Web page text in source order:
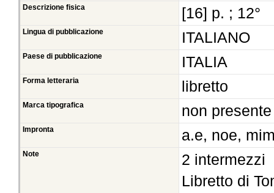
Descrizione fisica [16] p. ; 12°
Lingua di pubblicazione ITALIANO
Paese di pubblicazione ITALIA
Forma letteraria libretto
Marca tipografica non presente
Impronta a.e, noe,
Note
2 intermezzi
Libretto di